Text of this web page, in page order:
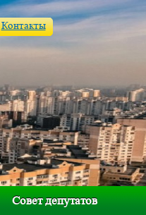
Контакты
Совет депутатов